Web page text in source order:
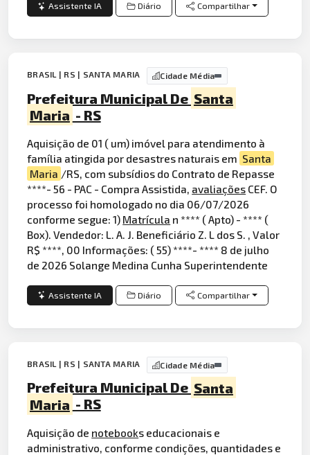
Assistente IA Diário Compartilhar
BRASIL | RS | SANTA MARIA Cidade Média
Prefeitura Municipal De Santa
Maria - RS
Aquisição de 01 ( um) imóvel para atendimento à
família atingida por desastres naturais em Santa
Maria /RS, com subsídios do Contrato de Repasse
****- 56 - PAC - Compra Assistida, avaliações CEF. O
processo foi homologado no dia 06/07/2026
conforme segue: 1) Matrícula n **** ( Apto) - **** (
Box). Vendedor: L. A. J. Beneficiário Z. L dos S. , Valor
R$ ****, 00 Informações: ( 55) ****- **** 8 de julho
de 2026 Solange Medina Cunha Superintendente
Assistente IA Diário Compartilhar
BRASIL | RS | SANTA MARIA Cidade Média
Prefeitura Municipal De Santa
Maria - RS
Aquisição de notebooks educacionais e
administrativo, conforme condições, quantidades e